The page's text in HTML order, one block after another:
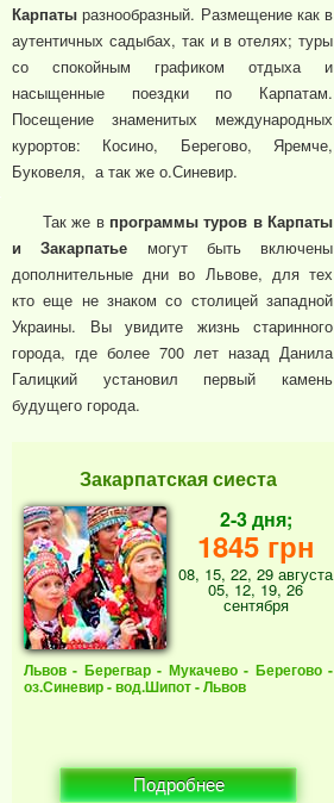
Карпаты разнообразный. Размещение как в
аутентичных садыбах, так и в отелях; туры
со спокойным графиком отдыха и
насыщенные поездки по Карпатам.
Посещение знаменитых международных
курортов: Косино, Берегово, Яремче,
Буковеля, а так же о.Синевир.
Так же в программы туров в Карпаты
и Закарпатье могут быть включены
дополнительные дни во Львове, для тех
кто еще не знаком со столицей западной
Украины. Вы увидите жизнь старинного
города, где более 700 лет назад Данила
Галицкий установил первый камень
будущего города.
Закарпатская сиеста
2-3 дня;
1845 грн
08, 15, 22, 29 августа
05, 12, 19, 26
сентября
Львов - Берегвар - Мукачево - Берегово -
оз.Синевир - вод.Шипот - Львов
Подробнее